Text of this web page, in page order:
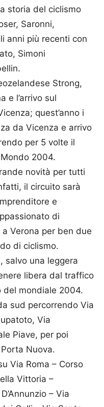
storia del ciclismo
Saronni,
anni più recenti con
Simoni
Strong,
e l’arrivo sul
quest’anno i
da Vicenza e arrivo
per 5 volte il
Mondo 2004.
novità per tutti
il circuito sarà
e
di
Verona per ben due
di ciclismo.
salvo una leggera
libera dal traffico
del mondiale 2004.
sud percorrendo Via
Via
Piave, per poi
Nuova.
Via Roma – Corso
Vittoria –
– Via